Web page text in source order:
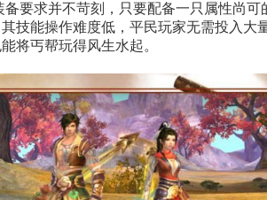
要求并不苛刻，只要配备一只属性尚
技能操作难度低，平民玩家无需投入大
将丐帮玩得风生水起。